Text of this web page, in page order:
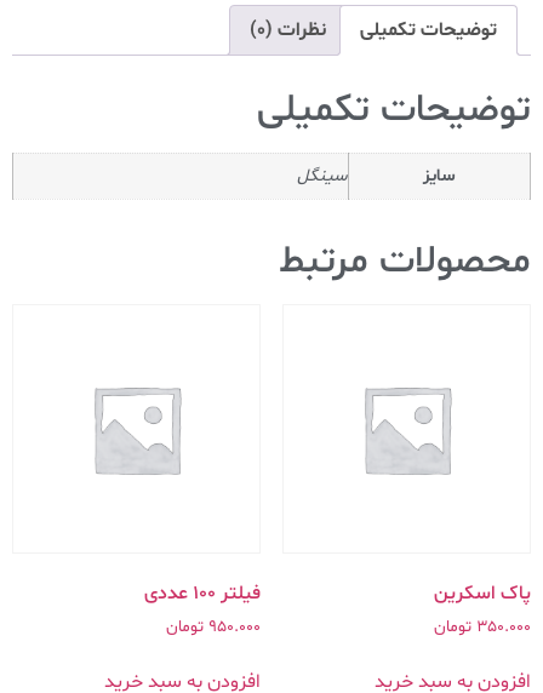
توضیحات تکمیلی نظرات (0)
توضیحات تکمیلی
سایز سینگل
محصولات مرتبط
پاک اسکرین
350.000 تومان
افزودن به سبد خرید
فیلتر ۱۰۰ عددی
950.000 تومان
افزودن به سبد خرید